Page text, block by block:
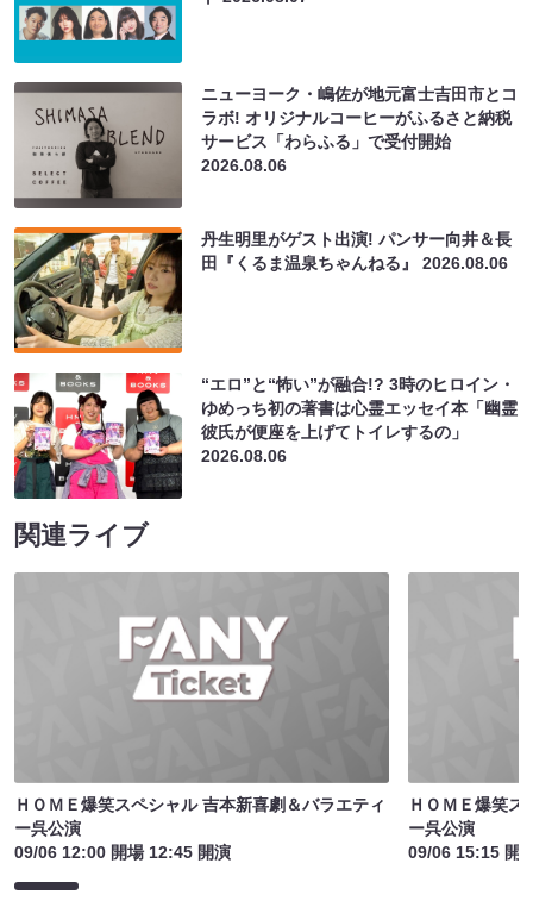
ニューヨーク・嶋佐が地元富士吉田市とコ
ラボ! オリジナルコーヒーがふるさと納税
サービス「わらふる」で受付開始
2026.08.06
丹生明里がゲスト出演! パンサー向井＆長
田『くるま温泉ちゃんねる』2026.08.06
“エロ”と“怖い”が融合!? 3時のヒロイン・
ゆめっち初の著書は心霊エッセイ本「幽霊
彼氏が便座を上げてトイレするの」
2026.08.06
関連ライブ
ＨＯＭＥ爆笑スペシャル 吉本新喜劇＆バラエティ
ー呉公演
09/06 12:00 開場 12:45 開演
ＨＯＭＥ爆笑ス
ー呉公演
09/06 15:15 開